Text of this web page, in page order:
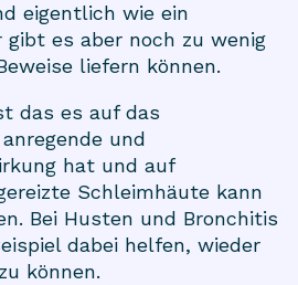
eigentlich wie ein
es aber noch zu wenig
liefern können.
das es auf das
und
hat und auf
Schleimhäute kann
Bei Husten und Bronchitis
dabei helfen, wieder
können.